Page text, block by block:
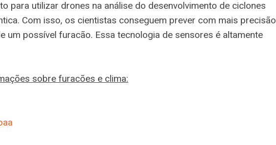
para utilizar drones na análise do desenvolvimento de ciclones
Com isso, os cientistas conseguem prever com mais precisão
um possível furacão. Essa tecnologia de sensores é altamente
sobre furacões e clima: